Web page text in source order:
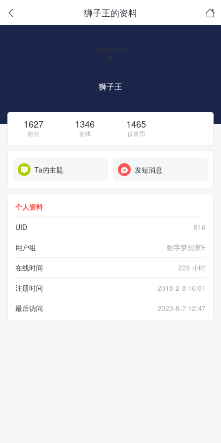
狮子王的资料
狮子王
1627
积分
1346
金钱
1465
仪表币
Ta的主题 发短消息
个人资料
UID 816
用户组 数字梦想家E
在线时间 229 小时
注册时间 2018-2-8 16:01
最后访问 2023-8-7 12:47